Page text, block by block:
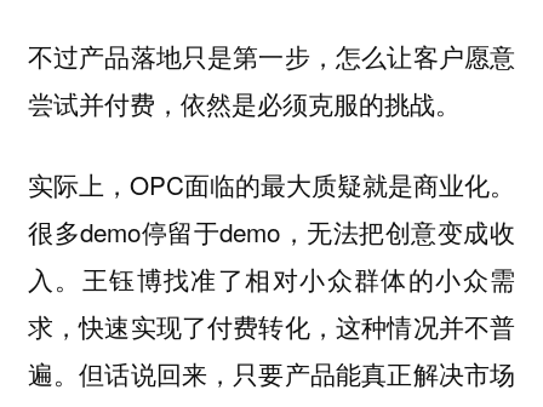
不过产品落地只是第一步，怎么让客户愿意
尝试并付费，依然是必须克服的挑战。
实际上，OPC面临的最大质疑就是商业化。
很多demo停留于demo，无法把创意变成收
入。王钰博找准了相对小众群体的小众需
求，快速实现了付费转化，这种情况并不普
遍。但话说回来，只要产品能真正解决市场